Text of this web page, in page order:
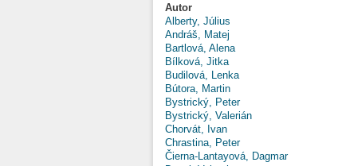
Autor
Alberty, Július
Andráš, Matej
Bartlová, Alena
Bílková, Jitka
Budilová, Lenka
Bútora, Martin
Bystrický, Peter
Bystrický, Valerián
Chorvát, Ivan
Chrastina, Peter
Čierna-Lantayová, Dagmar